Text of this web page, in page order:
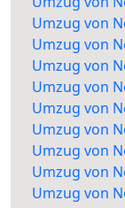
Umzug von
Umzug von
Umzug von
Umzug von
Umzug von
Umzug von
Umzug von
Umzug von
Umzug von